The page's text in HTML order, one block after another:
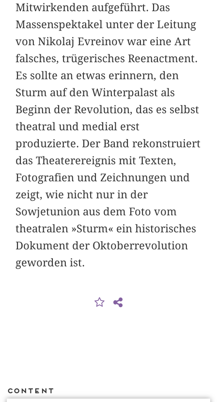
Mitwirkenden aufgeführt. Das
Massenspektakel unter der Leitung
von Nikolaj Evreinov war eine Art
falsches, trügerisches Reenactment.
Es sollte an etwas erinnern, den
Sturm auf den Winterpalast als
Beginn der Revolution, das es selbst
theatral und medial erst
produzierte. Der Band rekonstruiert
das Theaterereignis mit Texten,
Fotografien und Zeichnungen und
zeigt, wie nicht nur in der
Sowjetunion aus dem Foto vom
theatralen »Sturm« ein historisches
Dokument der Oktober­revolution
geworden ist.
Content